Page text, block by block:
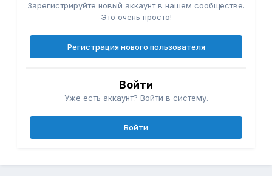
Зарегистрируйте новый аккаунт в нашем сообществе.
Это очень просто!
Регистрация нового пользователя
Войти
Уже есть аккаунт? Войти в систему.
Войти